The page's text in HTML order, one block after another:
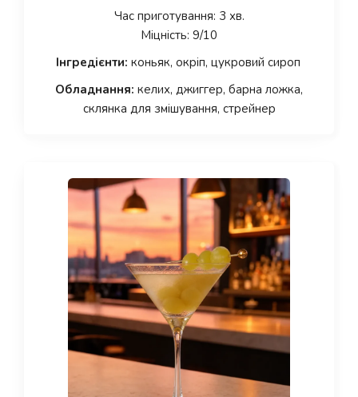
Час приготування: 3 хв.
Міцність: 9/10
Інгредієнти: коньяк, окріп, цукровий сироп
Обладнання: келих, джиггер, барна ложка,
склянка для змішування, стрейнер